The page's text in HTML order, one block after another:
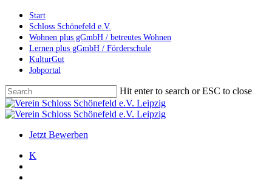
Skip
main
content
Start
Schloss Schönefeld e.V.
Wohnen plus gGmbH / betreutes Wohnen
Lernen plus gGmbH / Förderschule
KulturGut
Jobportal
Hit enter to search or ESC to close
Close
Search
search
account
Menu
Jetzt Bewerben
K